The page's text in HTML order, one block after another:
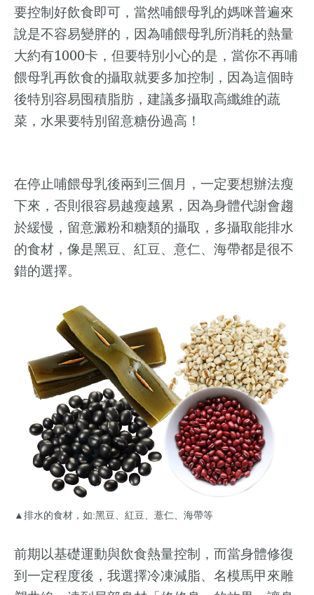
要控制好飲食即可，當然哺餵母乳的媽咪普遍來
說是不容易變胖的，因為哺餵母乳所消耗的熱量
大約有1000卡，但要特別小心的是，當你不再哺
餵母乳再飲食的攝取就要多加控制，因為這個時
後特別容易囤積脂肪，建議多攝取高纖維的蔬
菜，水果要特別留意糖份過高！
在停止哺餵母乳後兩到三個月，一定要想辦法瘦
下來，否則很容易越瘦越累，因為身體代謝會趨
於緩慢，留意澱粉和糖類的攝取，多攝取能排水
的食材，像是黑豆、紅豆、意仁、海帶都是很不
錯的選擇。
▲排水的食材，如:黑豆、紅豆、薏仁、海帶等
前期以基礎運動與飲食熱量控制，而當身體修復
到一定程度後，我選擇冷凍減脂、名模馬甲來雕